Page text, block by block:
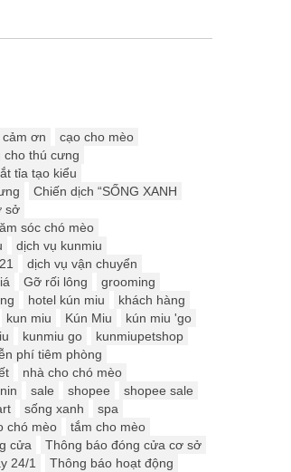
cảm ơn
cạo cho mèo
cho thú cưng
tỉa tạo kiểu
Chiến dịch “SỐNG XANH
sở
sóc chó mèo
dịch vụ kunmiu
dịch vụ vận chuyển
Gỡ rối lông
grooming
hotel kún miu
khách hàng
kun miu Kún Miu
kún miu 'go
kunmiu go
kunmiupetshop
phí tiêm phòng
nhà cho chó mèo
sale shopee
shopee sale
sống xanh
spa
chó mèo
tắm cho mèo
cửa
Thông báo đóng cửa cơ sở
24/1
Thông báo hoạt động